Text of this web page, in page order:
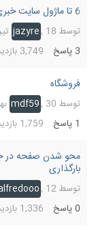
توسط jazyre ,18 تیر 1391
پاسخ 3,749 بازدید
فروشگاه
توسط mdf59 ,30 بهمن 1391
پاسخ 1,759 بازدید
محو شدن صفحه در
بارگذاری
توسط alfredooo ,12 بهمن 1391
پاسخ 1,336 بازدید